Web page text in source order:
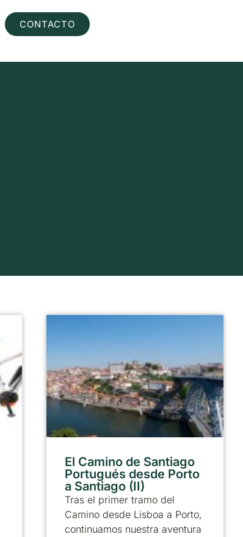
CONTACTO
El Camino de Santiago
Portugués desde Porto
a Santiago (II)
Tras el primer tramo del
Camino desde Lisboa a Porto,
continuamos nuestra aventura